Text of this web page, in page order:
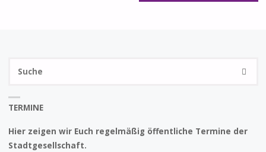
SUCHE
TERMINE
Hier zeigen wir Euch regelmäßig öffentliche Termine der
Stadtgesellschaft.